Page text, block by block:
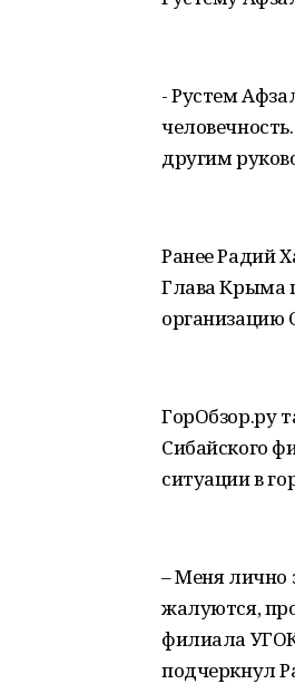
- Рустем
другим
Ранее Радий
Глава Крыма
организацию
ГорОбзор.ру
Сибайского
ситуации в
– Меня лично
жалуются,
филиала
подчеркнул